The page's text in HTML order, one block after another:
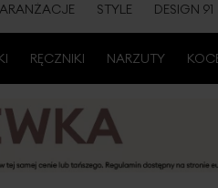
ARANŻACJE STYLE DESIGN 91
RĘCZNIKI NARZUTY